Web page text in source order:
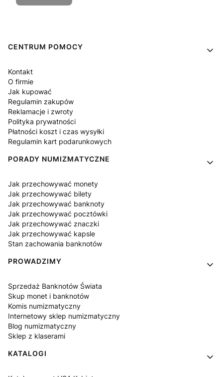
Linki w stopce
CENTRUM POMOCY
Kontakt
O firmie
Jak kupować
Regulamin zakupów
Reklamacje i zwroty
Polityka prywatności
Płatności koszt i czas wysyłki
Regulamin kart podarunkowych
PORADY NUMIZMATYCZNE
Jak przechowywać monety
Jak przechowywać bilety
Jak przechowywać banknoty
Jak przechowywać pocztówki
Jak przechowywać znaczki
Jak przechowywać kapsle
Stan zachowania banknotów
PROWADZIMY
Sprzedaż Banknotów Świata
Skup monet i banknotów
Komis numizmatyczny
Internetowy sklep numizmatyczny
Blog numizmatyczny
Sklep z klaserami
KATALOGI